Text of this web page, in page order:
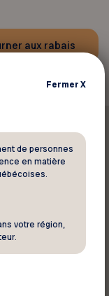
aux rabais
FermerX
de personnes
en matière
votre région,